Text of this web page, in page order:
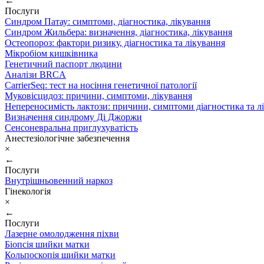
Послуги
Синдром Патау: симптоми, дiагностика, лiкування
Синдром Жильбера: визначення, діагностика, лікування
Остеопороз: фактори ризику, діагностика та лікування
Мікробіом кишківника
Генетичний паспорт людини
Аналізи BRCA
CarrierSeq: тест на носіння генетичної патології
Муковісцидоз: причини, симптоми, лікування
Непереносимість лактози: причини, симптоми діагностика та
Визначення синдрому Ді Джоржи
Сенсоневральна приглухуватість
Анестезіологічне забезпечення
×
←
Послуги
Внутрішньовенний наркоз
Гінекологія
×
←
Послуги
Лазерне омолодження піхви
Біопсія шийки матки
Кольпоскопія шийки матки